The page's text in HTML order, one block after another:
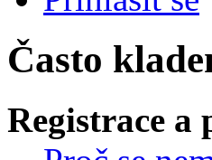
Často
Registrace a